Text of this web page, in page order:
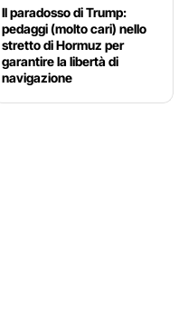
Il paradosso di Trump:
pedaggi (molto cari) nello
stretto di Hormuz per
garantire la libertà di
navigazione